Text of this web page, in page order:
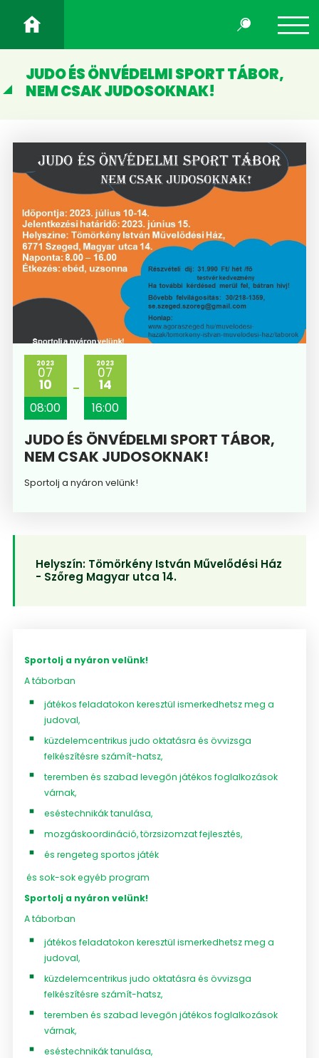
JUDO ÉS ÖNVÉDELMI SPORT TÁBOR,
NEM CSAK JUDOSOKNAK!
2023
07
10
08:00
2023
07
14
16:00
JUDO ÉS ÖNVÉDELMI SPORT TÁBOR,
NEM CSAK JUDOSOKNAK!
Sportolj a nyáron velünk!
Helyszín: Tömörkény István Művelődési Ház
- Szőreg Magyar utca 14.
Sportolj a nyáron velünk!
A táborban
játékos feladatokon keresztül ismerkedhetsz meg a
judoval,
küzdelemcentrikus judo oktatásra és övvizsga
felkészítésre számít-hatsz,
teremben és szabad levegőn játékos foglalkozások
várnak,
eséstechnikák tanulása,
mozgáskoordináció, törzsizomzat fejlesztés,
és rengeteg sportos játék
és sok-sok egyéb program
Sportolj a nyáron velünk!
A táborban
játékos feladatokon keresztül ismerkedhetsz meg a
judoval,
küzdelemcentrikus judo oktatásra és övvizsga
felkészítésre számít-hatsz,
teremben és szabad levegőn játékos foglalkozások
várnak,
eséstechnikák tanulása,